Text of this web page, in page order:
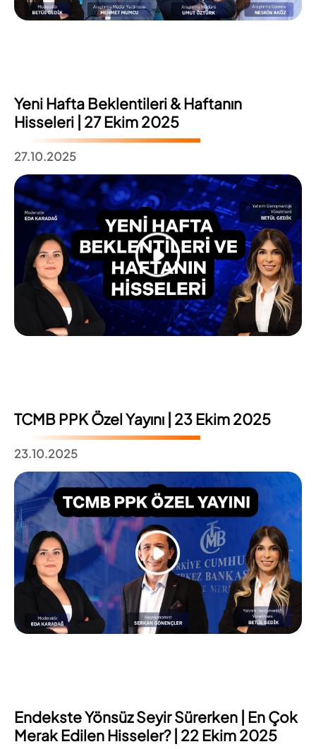
Yeni Hafta Beklentileri & Haftanın
Hisseleri | 27 Ekim 2025
27.10.2025
TCMB PPK Özel Yayını | 23 Ekim 2025
23.10.2025
Endekste Yönsüz Seyir Sürerken | En Çok
Merak Edilen Hisseler? | 22 Ekim 2025